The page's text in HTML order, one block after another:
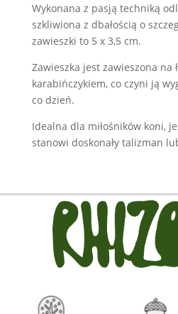
Wykonana z pasją techniką
szkliwiona z dbałością o
zawieszki to 5 x 3,5 cm.
Zawieszka jest zawieszona na
karabińczykiem, co czyni ją
co dzień.
Idealna dla miłośników koni,
stanowi doskonały talizman